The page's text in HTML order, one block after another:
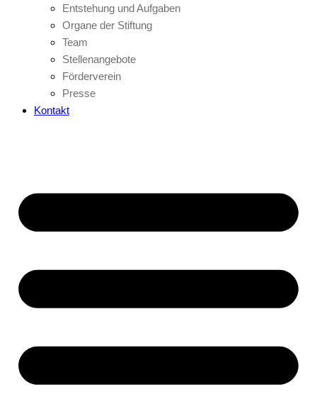
Entstehung und Aufgaben
Organe der Stiftung
Team
Stellenangebote
Förderverein
Presse
Kontakt